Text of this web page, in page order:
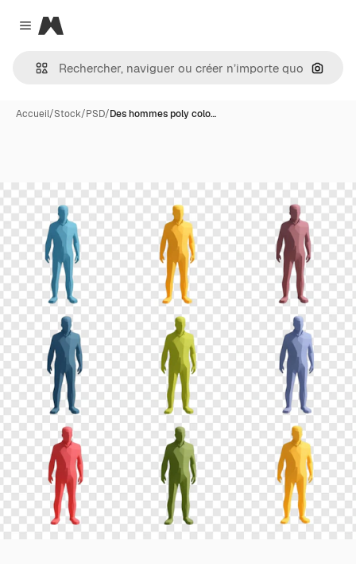
Close menu
Magnific
Accueil/Stock/PSD/Des hommes poly colo…